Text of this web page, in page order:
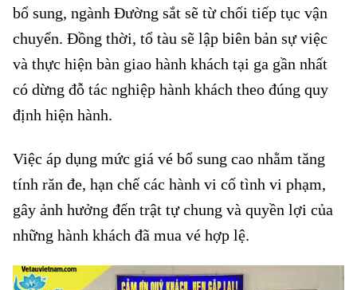
bổ sung, ngành Đường sắt sẽ từ chối tiếp tục vận
chuyển. Đồng thời, tổ tàu sẽ lập biên bản sự việc
và thực hiện bàn giao hành khách tại ga gần nhất
có dừng đỗ tác nghiệp hành khách theo đúng quy
định hiện hành.
Việc áp dụng mức giá vé bổ sung cao nhằm tăng
tính răn đe, hạn chế các hành vi cố tình vi phạm,
gây ảnh hưởng đến trật tự chung và quyền lợi của
những hành khách đã mua vé hợp lệ.